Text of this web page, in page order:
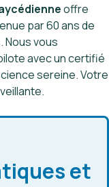
offre
par 60 ans de
Nous vous
avec un certifié
sereine. Votre
et